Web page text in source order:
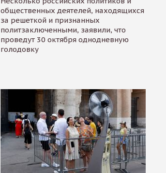
общественных деятелей, находящихся
за решеткой и признанных
политзаключенными, заявили, что
проведут 30 октября однодневную
голодовку